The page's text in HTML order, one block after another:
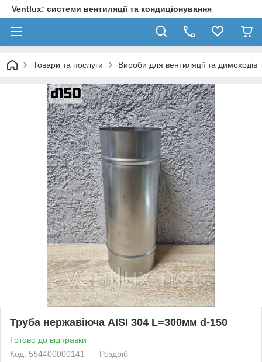
Ventlux: системи вентиляції та кондиціонування
Товари та послуги Вироби для вентиляції та димоходів
Труба нержавіюча AISI 304 L=300мм d-150
Готово до відправки
Код: 554400000141
Роздріб